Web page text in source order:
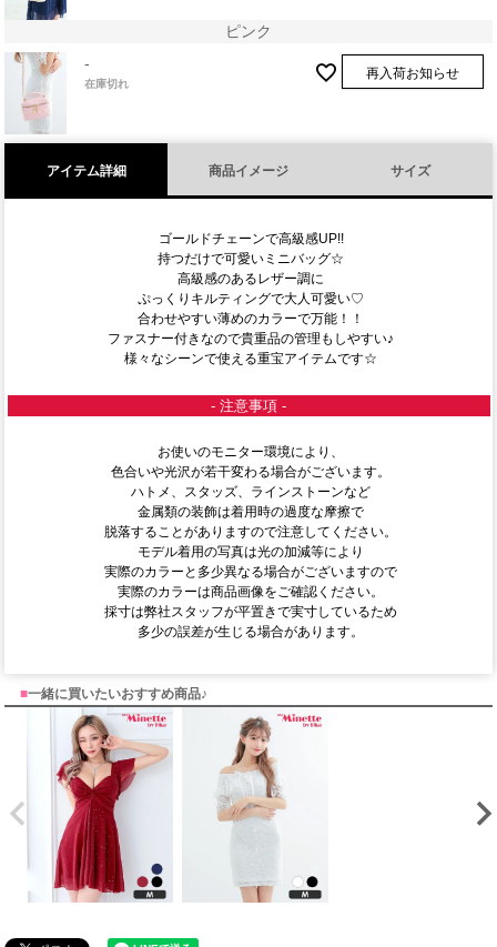
ピンク
-
在庫切れ
再入荷お知らせ
アイテム詳細 商品イメージ サイズ
ゴールドチェーンで高級感UP!!
持つだけで可愛いミニバッグ☆
高級感のあるレザー調に
ぷっくりキルティングで大人可愛い♡
合わせやすい薄めのカラーで万能！！
ファスナー付きなので貴重品の管理もしやすい♪
様々なシーンで使える重宝アイテムです☆
- 注意事項 -
お使いのモニター環境により、
色合いや光沢が若干変わる場合がございます。
ハトメ、スタッズ、ラインストーンなど
金属類の装飾は着用時の過度な摩擦で
脱落することがありますので注意してください。
モデル着用の写真は光の加減等により
実際のカラーと多少異なる場合がございますので
実際のカラーは商品画像をご確認ください。
採寸は弊社スタッフが平置きで実寸しているため
多少の誤差が生じる場合があります。
■一緒に買いたいおすすめ商品♪